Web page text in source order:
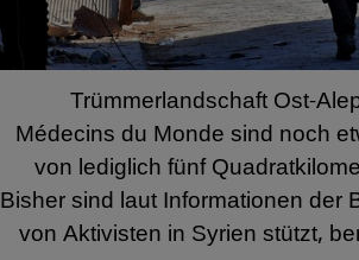
Trümmerlandschaft Ost-
Médecins du Monde sind noch
von lediglich fünf
Bisher sind laut Informationen
von Aktivisten in Syrien stützt,